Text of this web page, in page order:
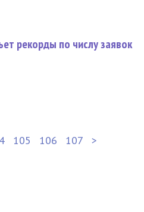
рекорды по числу заявок
105 106 107 >